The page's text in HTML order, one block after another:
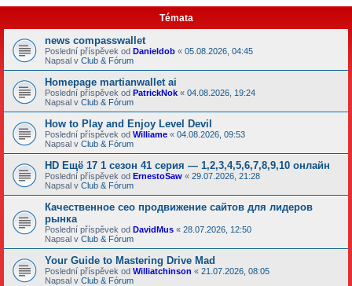
Témata
news compasswallet
Poslední příspěvek od Danieldob « 05.08.2026, 04:45
Napsal v Club & Fórum
Homepage martianwallet ai
Poslední příspěvek od PatrickNok « 04.08.2026, 19:24
Napsal v Club & Fórum
How to Play and Enjoy Level Devil
Poslední příspěvek od Williame « 04.08.2026, 09:53
Napsal v Club & Fórum
HD Ещё 17 1 сезон 41 серия — 1,2,3,4,5,6,7,8,9,10 онлайн
Poslední příspěvek od ErnestoSaw « 29.07.2026, 21:28
Napsal v Club & Fórum
Качественное сео продвижение сайтов для лидеров
рынка
Poslední příspěvek od DavidMus « 28.07.2026, 12:50
Napsal v Club & Fórum
Your Guide to Mastering Drive Mad
Poslední příspěvek od Williatchinson « 21.07.2026, 08:05
Napsal v Club & Fórum